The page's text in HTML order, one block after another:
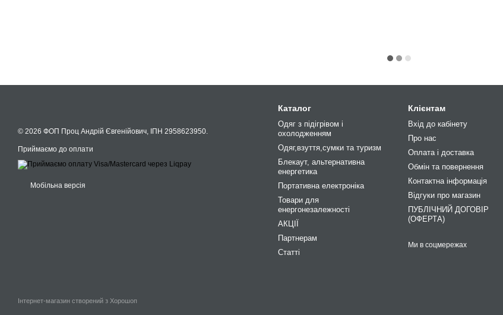
© 2026 ФОП Проц Андрій Євгенійович, ІПН 2958623950.
Приймаємо до оплати
Мобільна версія
Інтернет-магазин створений з Хорошоп
Каталог
Одяг з підігрівом і
охолодженням
Одяг,взуття,сумки та туризм
Блекаут, альтернативна
енергетика
Портативна електроніка
Товари для
енергонезалежності
АКЦІЇ
Партнерам
Статті
Клієнтам
Вхід до кабінету
Про нас
Оплата і доставка
Обмін та повернення
Контактна інформація
Відгуки про магазин
ПУБЛІЧНИЙ ДОГОВІР
(ОФЕРТА)
Ми в соцмережах